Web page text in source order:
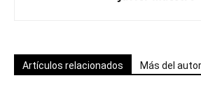
Artículos relacionados Más del autor